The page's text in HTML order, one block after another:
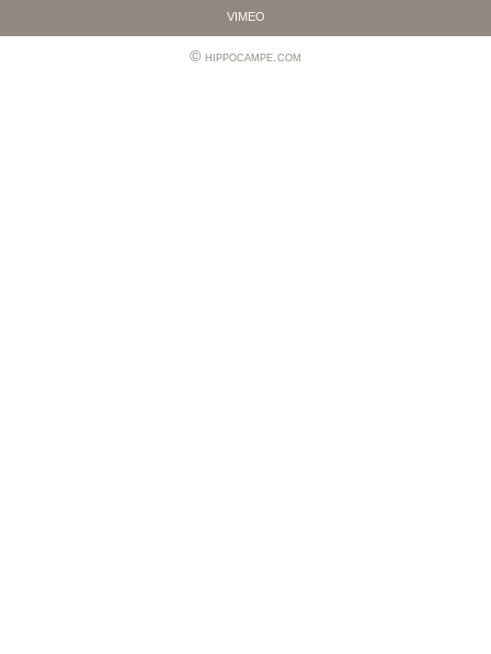
vimeo
hippocampe.com